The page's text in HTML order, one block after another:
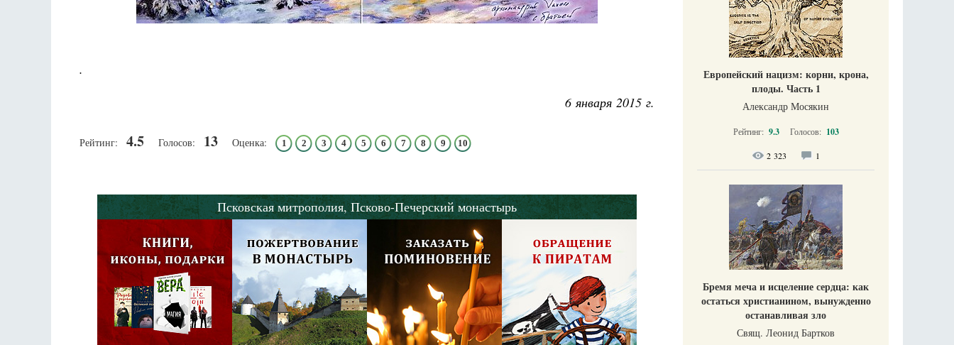
.
6 января 2015 г.
Рейтинг: 4.5 Голосов: 13 Оценка: 1 2 3 4 5 6 7 8 9 10
Псковская митрополия, Псково-Печерский монастырь
Европейский нацизм: корни, крона,
плоды. Часть 1
Александр Мосякин
Рейтинг: 9.3 Голосов: 103
2 323 1
Бремя меча и исцеление сердца: как
остаться христианином, вынужденно
останавливая зло
Свящ. Леонид Бартков